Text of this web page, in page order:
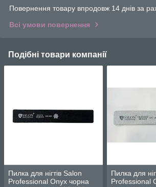
Повернення товару впродовж 14 днів за
Всі умови повернення
Подібні товари компанії
Пилка для нігтів Salon
Professional Onyx чорна
Пилка для
Professional